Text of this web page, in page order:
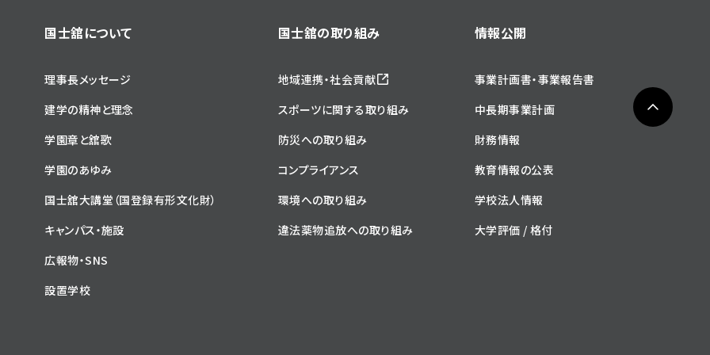
国士舘について
理事長メッセージ
建学の精神と理念
学園章と舘歌
学園のあゆみ
国士舘大講堂（国登録有形文化財）
キャンパス・施設
広報物・SNS
設置学校
国士舘の取り組み
地域連携・社会貢献
スポーツに関する取り組み
防災への取り組み
コンプライアンス
環境への取り組み
違法薬物追放への取り組み
情報公開
事業計画書・事業報告書
中長期事業計画
財務情報
教育情報の公表
学校法人情報
大学評価 / 格付